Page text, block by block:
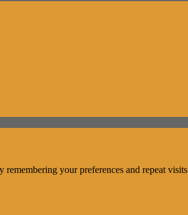
your preferences and repeat